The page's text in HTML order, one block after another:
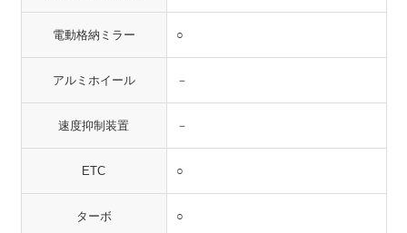
電動格納ミラー ○
アルミホイール －
速度抑制装置 －
ETC ○
ターボ ○